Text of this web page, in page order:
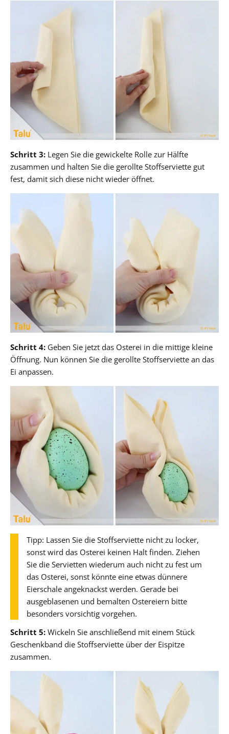
Schritt 3: Legen Sie die gewickelte Rolle zur Hälfte
zusammen und halten Sie die gerollte Stoffserviette gut
fest, damit sich diese nicht wieder öffnet.
Schritt 4: Geben Sie jetzt das Osterei in die mittige kleine
Öffnung. Nun können Sie die gerollte Stoffserviette an das
Ei anpassen.
Tipp: Lassen Sie die Stoffserviette nicht zu locker,
sonst wird das Osterei keinen Halt finden. Ziehen
Sie die Servietten wiederum auch nicht zu fest um
das Osterei, sonst könnte eine etwas dünnere
Eierschale angeknackst werden. Gerade bei
ausgeblasenen und bemalten Ostereiern bitte
besonders vorsichtig vorgehen.
Schritt 5: Wickeln Sie anschließend mit einem Stück
Geschenkband die Stoffserviette über der Eispitze
zusammen.